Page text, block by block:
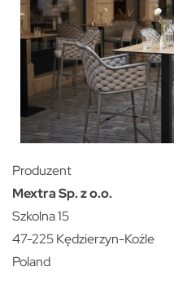
Produzent
Mextra Sp. z o.o.
Szkolna 15
47-225 Kędzierzyn-Koźle
Poland